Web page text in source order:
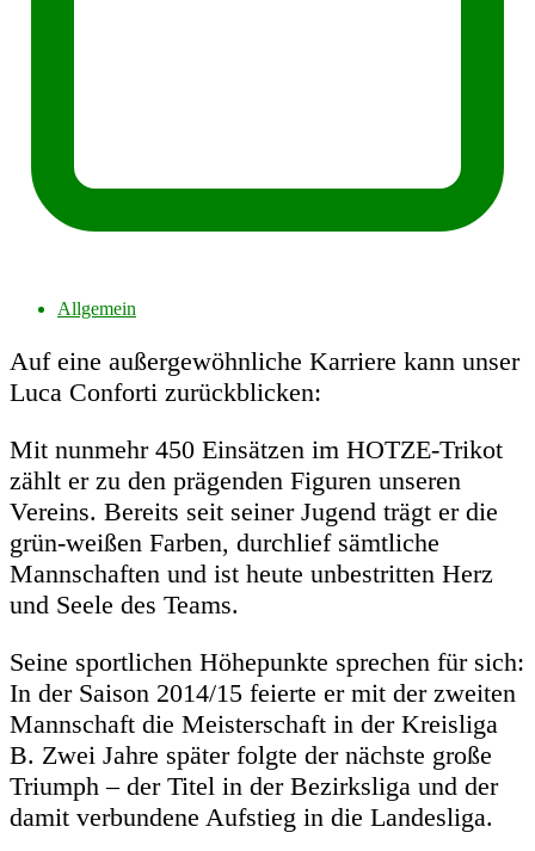
Allgemein
Auf eine außergewöhnliche Karriere kann unser
Luca Conforti zurückblicken:
Mit nunmehr 450 Einsätzen im HOTZE-Trikot
zählt er zu den prägenden Figuren unseren
Vereins. Bereits seit seiner Jugend trägt er die
grün-weißen Farben, durchlief sämtliche
Mannschaften und ist heute unbestritten Herz
und Seele des Teams.
Seine sportlichen Höhepunkte sprechen für sich:
In der Saison 2014/15 feierte er mit der zweiten
Mannschaft die Meisterschaft in der Kreisliga
B. Zwei Jahre später folgte der nächste große
Triumph – der Titel in der Bezirksliga und der
damit verbundene Aufstieg in die Landesliga.